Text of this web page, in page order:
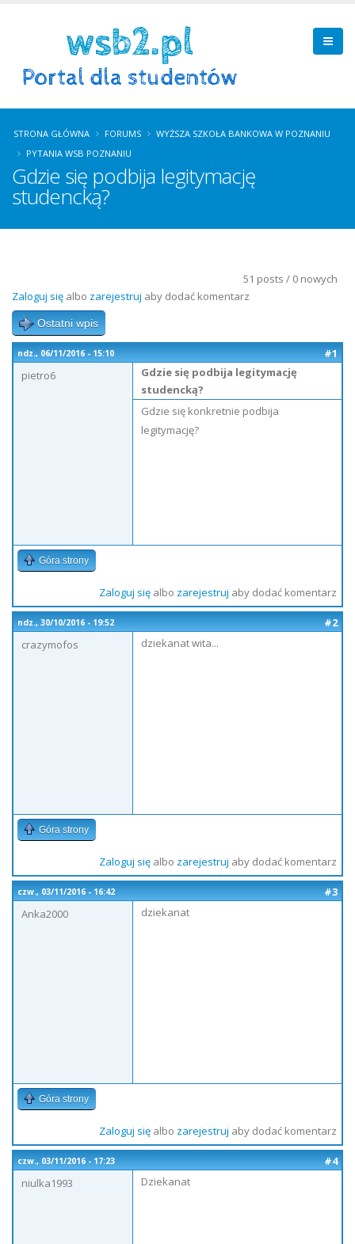
STRONA GŁÓWNA FORUMS
WYŻSZA SZKOŁA BANKOWA W POZNANIU
PYTANIA WSB POZNANIU
Gdzie się podbija legitymację
studencką?
51 posts / 0 nowych
Zaloguj się albo zarejestruj aby dodać komentarz
Ostatni wpis
ndz., 06/11/2016 - 15:10
#1
pietro6
Gdzie się podbija legitymację
studencką?
Gdzie się konkretnie podbija
legitymację?
Góra strony
Zaloguj sięalbo zarejestruj aby dodać komentarz
ndz., 30/10/2016 - 19:52
#2
crazymofos
dziekanat wita...
Góra strony
Zaloguj sięalbo zarejestruj aby dodać komentarz
czw., 03/11/2016 - 16:42
#3
Anka2000
dziekanat
Góra strony
Zaloguj sięalbo zarejestruj aby dodać komentarz
czw., 03/11/2016 - 17:23
#4
niulka1993
Dziekanat